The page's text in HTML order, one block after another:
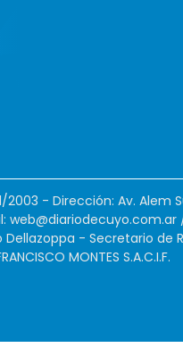
2003 - Dirección: Av.
web@diariodecuyo.com.ar
- Secretario de
MONTES S.A.C.I.F.